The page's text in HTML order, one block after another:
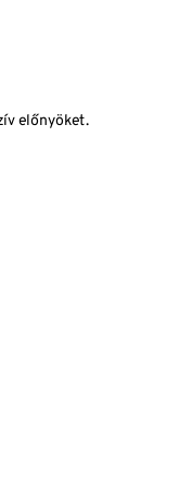
előnyöket.